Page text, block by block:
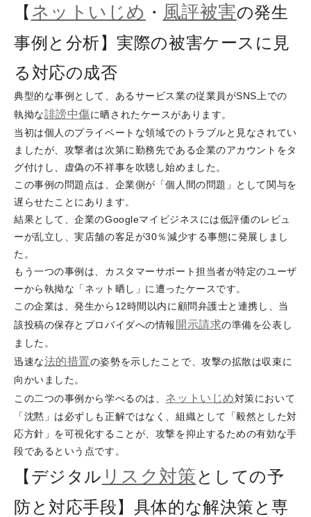
【 ネットいじめ ・ 風評被害の発生
事例と分析】実際の被害ケースに見
る対応の成否
典型的な事例として、あるサービス業の従業員がSNS上での
執拗な誹謗中傷に晒されたケースがあります。
当初は個人のプライベートな領域でのトラブルと見なされてい
ましたが、攻撃者は次第に勤務先である企業のアカウントをタ
グ付けし、虚偽の不祥事を吹聴し始めました。
この事例の問題点は、企業側が「個人間の問題」として関与を
遅らせたことにあります。
結果として、企業のGoogleマイビジネスには低評価のレビュ
ーが乱立し、実店舗の客足が30％減少する事態に発展しまし
た。
もう一つの事例は、カスタマーサポート担当者が特定のユーザ
ーから執拗な「ネット晒し」に遭ったケースです。
この企業は、発生から12時間以内に顧問弁護士と連携し、当
該投稿の保存とプロバイダへの情報 開示請求の準備を公表し
ました。
迅速な法的措置の姿勢を示したことで、攻撃の拡散は収束に
向かいました。
この二つの事例から学べるのは、 ネットいじめ対策において
「沈黙」は必ずしも正解ではなく、組織として「毅然とした対
応方針」を可視化することが、攻撃を抑止するための有効な手
段であるという点です。
【デジタル リスク対策 としての予
防と対応手段】具体的な解決策と専